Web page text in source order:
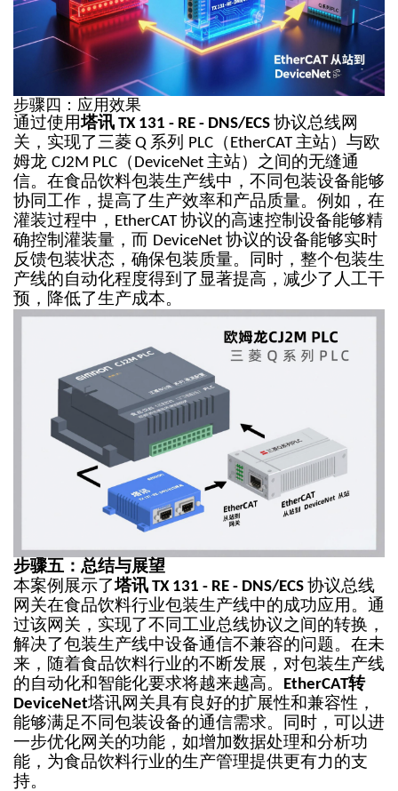
步骤四：应用效果
通过使用塔讯 TX 131 - RE - DNS/ECS 协议总线网
关，实现了三菱 Q 系列 PLC （ EtherCAT 主站）与欧
姆龙 CJ2M PLC （ DeviceNet 主站）之间的无缝通
信。在食品饮料包装生产线中，不同包装设备能够
协同工作，提高了生产效率和产品质量。例如，在
灌装过程中， EtherCAT 协议的高速控制设备能够精
确控制灌装量，而 DeviceNet 协议的设备能够实时
反馈包装状态，确保包装质量。同时，整个包装生
产线的自动化程度得到了显著提高，减少了人工干
预，降低了生产成本。
步骤五：总结与展望
本案例展示了塔讯 TX 131 - RE - DNS/ECS 协议总线
网关在食品饮料行业包装生产线中的成功应用。通
过该网关，实现了不同工业总线协议之间的转换，
解决了包装生产线中设备通信不兼容的问题。在未
来，随着食品饮料行业的不断发展，对包装生产线
的自动化和智能化要求将越来越高。
EtherCAT转
DeviceNet塔讯网关具有良好的扩展性和兼容性，
能够满足不同包装设备的通信需求。同时，可以进
一步优化网关的功能，如增加数据处理和分析功
能，为食品饮料行业的生产管理提供更有力的支
持。